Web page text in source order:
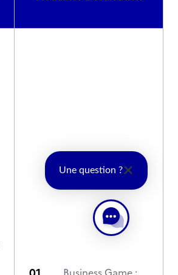
Une question ?